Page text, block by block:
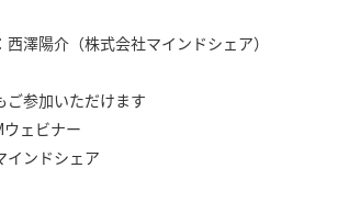
澤陽介（株式会社マインドシェア）
ご参加いただけます
ェビナー
インドシェア